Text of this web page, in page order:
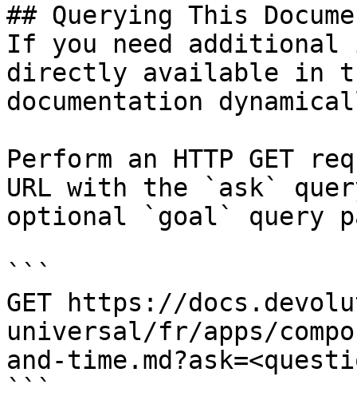
## Querying This
If you need
directly available in
documentation
Perform an HTTP GET
URL with the `ask`
optional `goal` query
```
GET https://
universal/fr/apps/
and-
```